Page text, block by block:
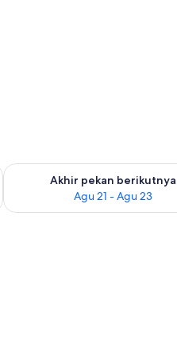
Agu 14 - Agu 16
Akhir pekan berikutnya
Agu 21 - Agu 23
Periksa ketersediaan untuk
meja setrika, dan Wi-Fi gratis